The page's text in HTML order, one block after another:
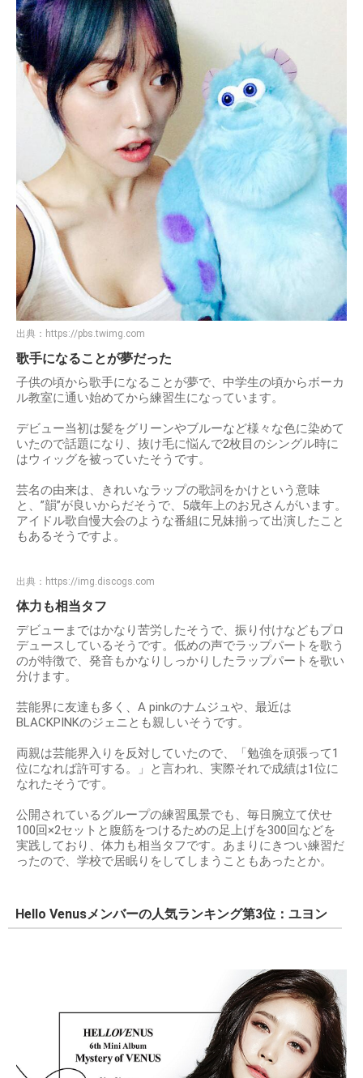
出典： https://pbs.twimg.com
歌手になることが夢だった
子供の頃から歌手になることが夢で、中学生の頃からボーカ
ル教室に通い始めてから練習生になっています。
デビュー当初は髪をグリーンやブルーなど様々な色に染めて
いたので話題になり、抜け毛に悩んで2枚目のシングル時に
はウィッグを被っていたそうです。
芸名の由来は、きれいなラップの歌詞をかけという意味
と、”韻”が良いからだそうで、5歳年上のお兄さんがいます。
アイドル歌自慢大会のような番組に兄妹揃って出演したこと
もあるそうですよ。
出典： https://img.discogs.com
体力も相当タフ
デビューまではかなり苦労したそうで、振り付けなどもプロ
デュースしているそうです。低めの声でラップパートを歌う
のが特徴で、発音もかなりしっかりしたラップパートを歌い
分けます。
芸能界に友達も多く、A pinkのナムジュや、最近は
BLACKPINKのジェニとも親しいそうです。
両親は芸能界入りを反対していたので、「勉強を頑張って1
位になれば許可する。」と言われ、実際それで成績は1位に
なれたそうです。
公開されているグループの練習風景でも、毎日腕立て伏せ
100回×2セットと腹筋をつけるための足上げを300回などを
実践しており、体力も相当タフです。あまりにきつい練習だ
ったので、学校で居眠りをしてしまうこともあったとか。
Hello Venusメンバーの人気ランキング第3位：ユヨン